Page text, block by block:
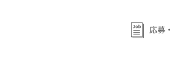
応募
qb/single-shop_recruit.php on line 93